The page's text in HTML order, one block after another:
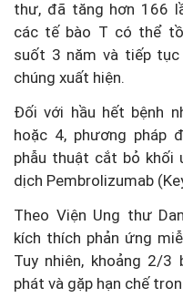
thư, đã tăng hơn 166
các tế bào T có thể
suốt 3 năm và tiếp
chúng xuất hiện.
Đối với hầu hết bệnh
hoặc 4, phương pháp
phẫu thuật cắt bỏ khối
dịch Pembrolizumab
Theo Viện Ung thư
kích thích phản ứng
Tuy nhiên, khoảng 2/3
phát và gặp hạn chế